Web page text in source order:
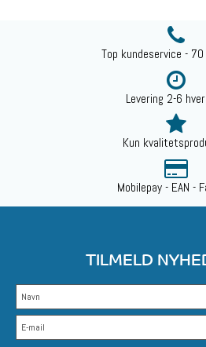
Top kundeservice -
Levering 2-6
Kun
Mobilepay - EAN -
TILMELD